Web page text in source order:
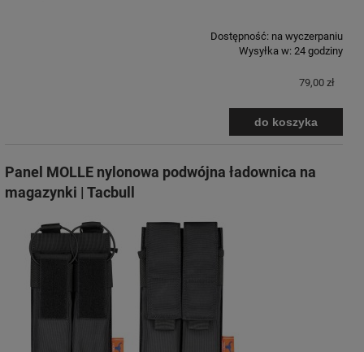
Dostępność: na wyczerpaniu
Wysyłka w: 24 godziny
79,00 zł
do koszyka
Panel MOLLE nylonowa podwójna ładownica na
magazynki | Tacbull